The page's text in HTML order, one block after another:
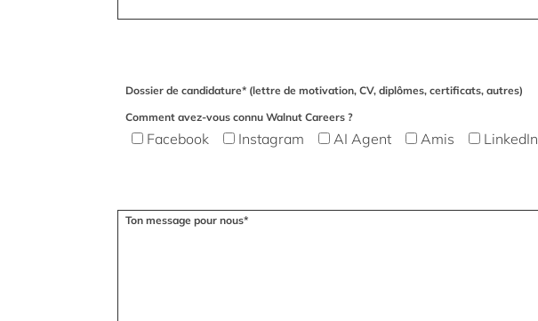
Dossier de candidature* (lettre de motivation, CV, diplômes, certificats, autres)
Comment avez-vous connu Walnut Careers ?
Facebook Instagram AI Agent Amis LinkedIn
Ton message pour nous*